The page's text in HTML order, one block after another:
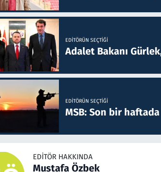
EDITÖRÜN SEÇTIĞI
Adalet Bakanı
EDITÖRÜN SEÇTIĞI
MSB: Son bir
EDITÖR HAKKINDA
Mustafa Özbek